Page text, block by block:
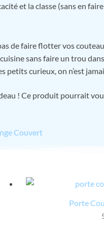
et la classe (sans en
de faire flotter vos
sans faire un trou
petits curieux, on n’est
! Ce produit pourrait
Couvert
Porte